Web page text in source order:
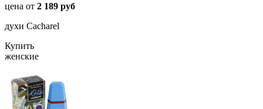
цена от 2 189 руб
духи Cacharel
Купить
женские